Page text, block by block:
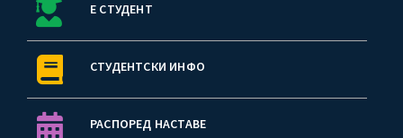
Е СТУДЕНТ
СТУДЕНТСКИ ИНФО
РАСПОРЕД НАСТАВЕ